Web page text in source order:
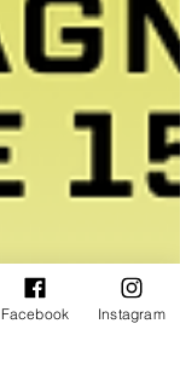
Facebook Instagram